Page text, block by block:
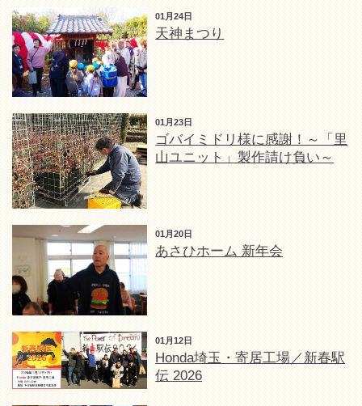
01月24日
天神まつり
01月23日
ゴバイミドリ様に感謝！～「里
山ユニット」製作請け負い～
01月20日
あさひホーム 新年会
01月12日
Honda埼玉・寄居工場／新春駅
伝 2026